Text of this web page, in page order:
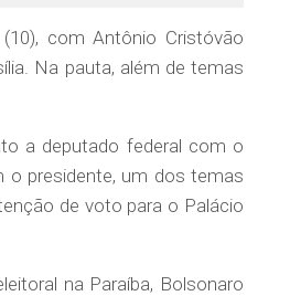
com Antônio Cristóvão
Na pauta, além de temas
a deputado federal com o
o presidente, um dos temas
de voto para o Palácio
na Paraíba, Bolsonaro